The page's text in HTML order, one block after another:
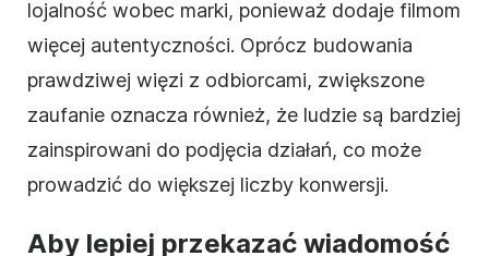
lojalność wobec marki, ponieważ dodaje filmom
więcej autentyczności. Oprócz budowania
prawdziwej więzi z odbiorcami, zwiększone
zaufanie oznacza również, że ludzie są bardziej
zainspirowani do podjęcia działań, co może
prowadzić do większej liczby konwersji.
Aby lepiej przekazać wiadomość